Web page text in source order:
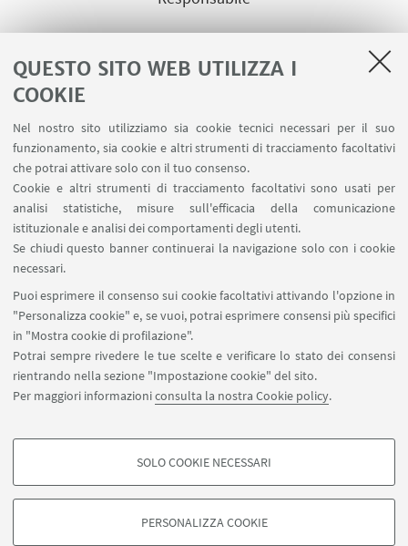
QUESTO SITO WEB UTILIZZA I
COOKIE
Nel nostro sito utilizziamo sia cookie tecnici necessari per il suo
funzionamento, sia cookie e altri strumenti di tracciamento facoltativi
che potrai attivare solo con il tuo consenso.
Cookie e altri strumenti di tracciamento facoltativi sono usati per
analisi statistiche, misure sull'efficacia della comunicazione
istituzionale e analisi dei comportamenti degli utenti.
Se chiudi questo banner continuerai la navigazione solo con i cookie
necessari.
Puoi esprimere il consenso sui cookie facoltativi attivando l'opzione in
"Personalizza cookie" e, se vuoi, potrai esprimere consensi più specifici
in "Mostra cookie di profilazione".
Potrai sempre rivedere le tue scelte e verificare lo stato dei consensi
rientrando nella sezione "Impostazione cookie" del sito.
Per maggiori informazioniconsulta la nostra Cookie policy.
COOKIE DI PROFILAZIONE - FACOLTATIVI
degli utenti, creare profili in base al loro comportamento sul sito, per analisi
SOLO COOKIE NECESSARI
PERSONALIZZA COOKIE
LINK UTILI
Area riservata
Prenotazione auto e sale DIN
Prenotazione auto UNIBO
Prenotazione auto Ingegneria
SEGUI UNIBO SU:
APP:
©Copyright 2026 - ALMA MATER STUDIORUM - Università di
Bologna - Via Zamboni, 33 - 40126 Bologna - PI: 01131710376 - CF: